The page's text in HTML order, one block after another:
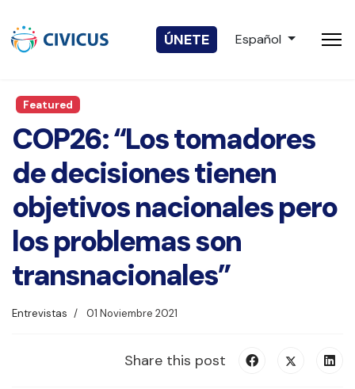
ÚNETE Seleccione su
Español
Featured
COP26: “Los tomadores
de decisiones tienen
objetivos nacionales pero
los problemas son
transnacionales”
Entrevistas 01 Noviembre 2021
Share this post